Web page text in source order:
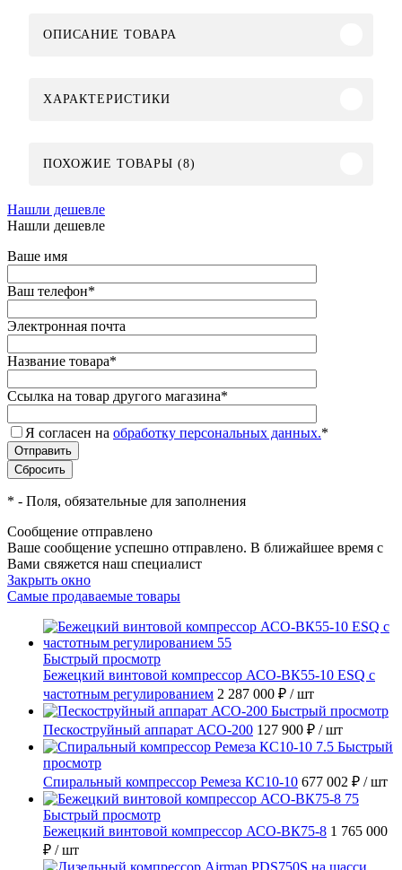
ОПИСАНИЕ ТОВАРА
ХАРАКТЕРИСТИКИ
ПОХОЖИЕ ТОВАРЫ (8)
Нашли дешевле
Нашли дешевле
Ваше имя
Ваш телефон*
Электронная почта
Название товара*
Ссылка на товар другого магазина*
Я согласен на обработку персональных данных.*
* - Поля, обязательные для заполнения
Сообщение отправлено
Ваше сообщение успешно отправлено. В ближайшее время с
Вами свяжется наш специалист
Закрыть окно
Самые продаваемые товары
Быстрый просмотр
Бежецкий винтовой компрессор АСО-ВК55-10 ESQ с
частотным регулированием 2 287 000 ₽ / шт
Быстрый просмотр
Пескоструйный аппарат АСО-200 127 900 ₽ / шт
Быстрый
просмотр
Спиральный компрессор Ремеза КС10-10 677 002 ₽ / шт
Быстрый просмотр
Бежецкий винтовой компрессор АСО-ВК75-8 1 765 000
₽ / шт